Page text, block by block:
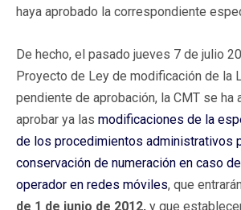
haya aprobado la correspondiente
De hecho, el pasado jueves 7 de julio
Proyecto de Ley de modificación de la
pendiente de aprobación, la CMT se ha
aprobar ya las modificaciones de la
de los procedimientos administrativos
conservación de numeración en caso
operador en redes móviles, que
de 1 de junio de 2012, y que